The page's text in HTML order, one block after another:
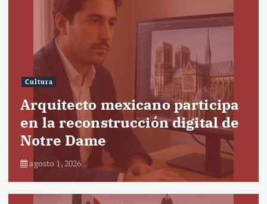
Cultura
Arquitecto mexicano participa
en la reconstrucción digital de
Notre Dame
agosto 1, 2026